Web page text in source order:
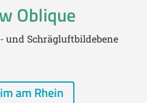
Oblique
und Schrägluftbildebene
am Rhein